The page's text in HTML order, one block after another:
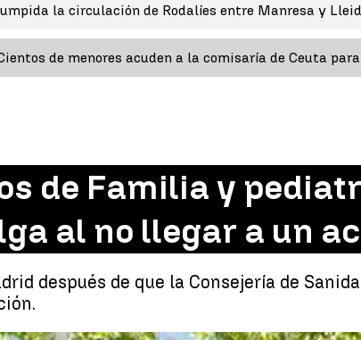
¿Qué estás buscando?
Buscar
la circulación de Rodalíes entre Manresa y
de menores acuden a la comisaría de Ceuta
de Familia y
al no llegar a un
después de que la Consejería de